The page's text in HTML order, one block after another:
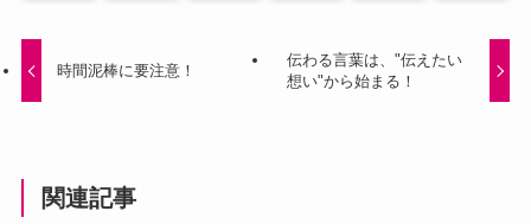
時間泥棒に要注意！
伝わる言葉は、"伝えたい
想い"から始まる！
関連記事